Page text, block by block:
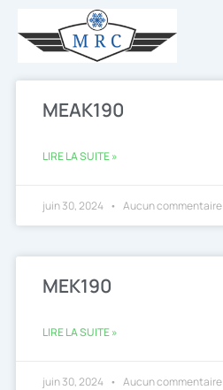
contenu
MEAK190
LIRE LA SUITE »
juin 30, 2024 Aucun commentaire
MEK190
LIRE LA SUITE »
juin 30, 2024 Aucun commentaire